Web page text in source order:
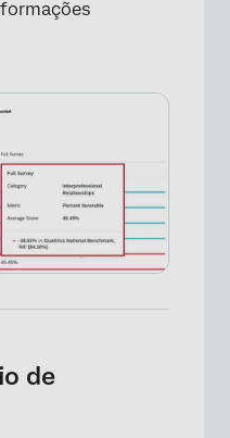
de